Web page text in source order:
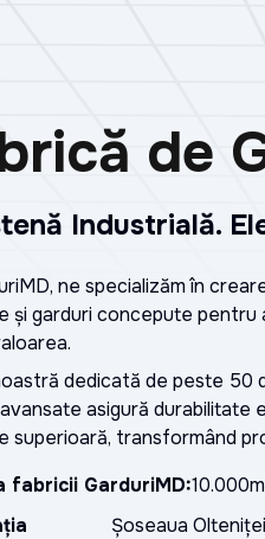
de
Industrială.
ne specializăm în
și garduri concepute pentru
dedicată de peste 50
asigură durabilitate
superioară, transformând
fabricii GarduriMD:
Şoseaua